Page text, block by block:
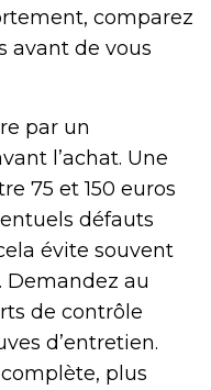
comparez
avant de vous
par un
l’achat. Une
75 et 150 euros
défauts
évite souvent
Demandez au
de contrôle
d’entretien.
plus